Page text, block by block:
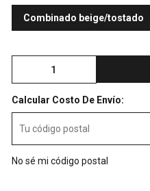
Combinado beige/tostado
Calcular Costo De Envío:
No sé mi código postal